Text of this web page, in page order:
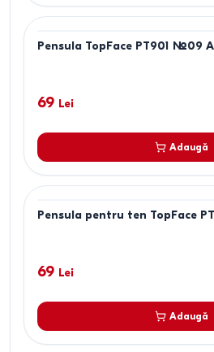
Pensula TopFace PT901 №09
69 Lei
Adaugă
Pensula pentru ten TopFace
69 Lei
Adaugă